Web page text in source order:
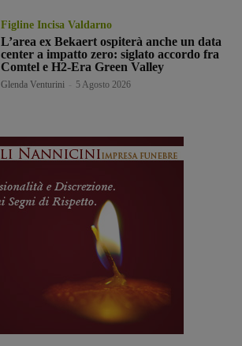
Figline Incisa Valdarno
L’area ex Bekaert ospiterà anche un data
center a impatto zero: siglato accordo fra
Comtel e H2-Era Green Valley
Glenda Venturini 5 Agosto 2026